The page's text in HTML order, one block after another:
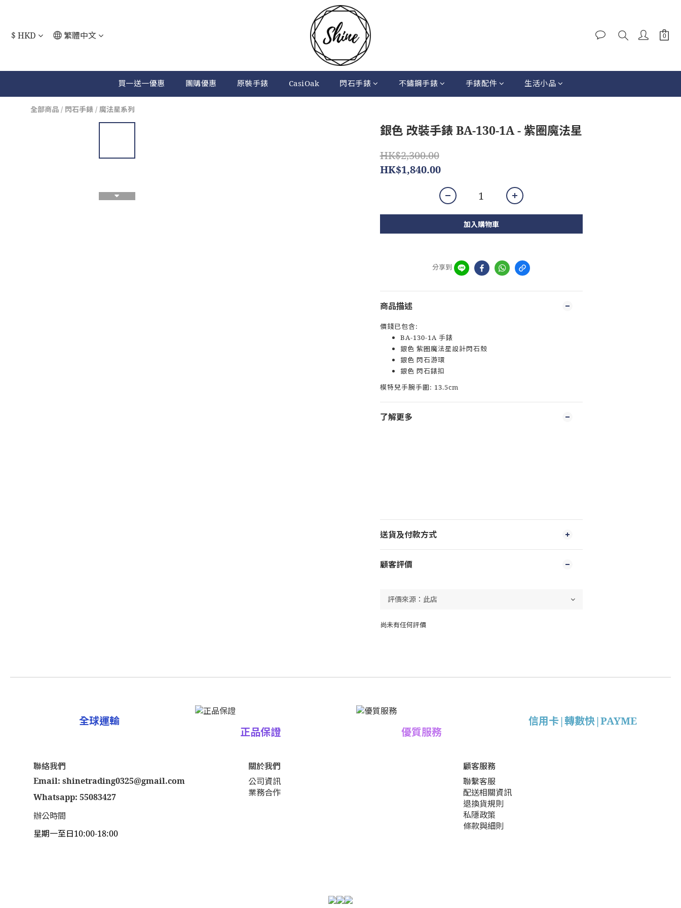
$ HKD 繁體中文
買一送一優惠 團購優惠 原裝手錶 CasiOak 閃石手錶 不鏽鋼手錶 手錶配件 生活小品
全部商品 / 閃石手錶 / 魔法星系列
銀色 改裝手錶 BA-130-1A - 紫圈魔法星
HK$2,300.00
HK$1,840.00
加入購物車
分享到
商品描述
價錢已包含:
BA-130-1A 手錶
銀色 紫圈魔法星設計閃石殼
銀色 閃石游環
銀色 閃石錶扣
模特兒手腕手圍: 13.5cm
了解更多
送貨及付款方式
顧客評價
尚未有任何評價
全球運輸
正品保證
優質服務
信用卡|轉數快|PAYME
聯絡我們
Email: shinetrading0325@gmail.com
Whatsapp: 55083427
辦公時間
星期一至日10:00-18:00
關於我們
公司資訊
業務合作
顧客服務
聯繫客服
配送相關資訊
退換貨規則
私隱政策
條款與細則